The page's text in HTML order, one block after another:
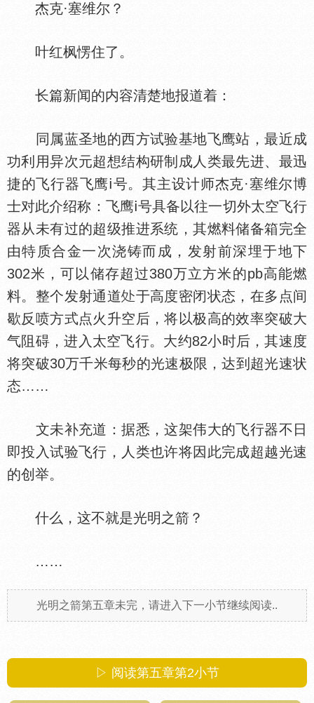
杰克·塞维尔？
叶红枫愣住了。
长篇新闻的内容清楚地报道着：
同属蓝圣地的西方试验基地飞鹰站，最近成
功利用异次元超想结构研制成人类最先进、最迅
捷的飞行器飞鹰ⅰ号。其主设计师杰克·塞维尔博
士对此介绍称：飞鹰ⅰ号具备以往一切外太空飞行
器从未有过的超级推进系统，其燃料储备箱完全
由特质合金一次浇铸而成，发射前深埋于地下
302米，可以储存超过380万立方米的pb高能燃
料。整个发射通道
于高度密闭状态，在多点间
歇反喷方式点火升空后，将以极高的效率突破大
气阻碍，进入太空飞行。大约82小时后，其速度
将突破30万千米每秒的光速极限，达到超光速状
态……
文未补充道：据悉，这架伟大的飞行器不日
即投入试验飞行，人类也许将因此完成超越光速
的创举。
什么，这不就是光明之箭？
……
光明之箭第五章未完，请进入下一小节继续阅读..
▷ 阅读第五章第2小节